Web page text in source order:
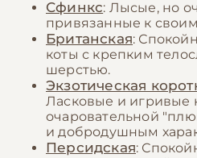
Сфинкс: Лысые, но
привязанные к
Британская:
коты с крепким
шерстью.
Экзотическая
Ласковые и игривые
очаровательной
и добродушным
Персидская: